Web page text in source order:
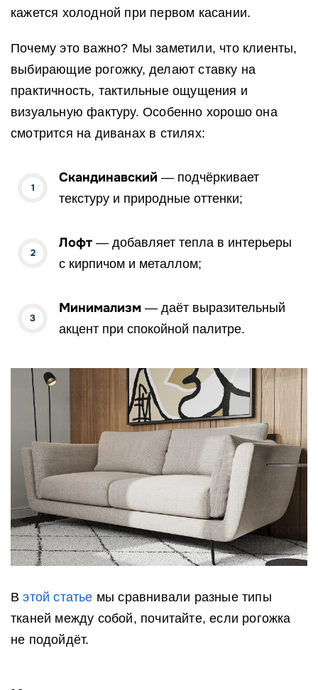
кажется холодной при первом касании.
Почему это важно? Мы заметили, что клиенты,
выбирающие рогожку, делают ставку на
практичность, тактильные ощущения и
визуальную фактуру. Особенно хорошо она
смотрится на диванах в стилях:
Скандинавский — подчёркивает
текстуру и природные оттенки;
Лофт — добавляет тепла в интерьеры
с кирпичом и металлом;
Минимализм — даёт выразительный
акцент при спокойной палитре.
Вэтой статье мы сравнивали разные типы
тканей между собой, почитайте, если рогожка
не подойдёт.